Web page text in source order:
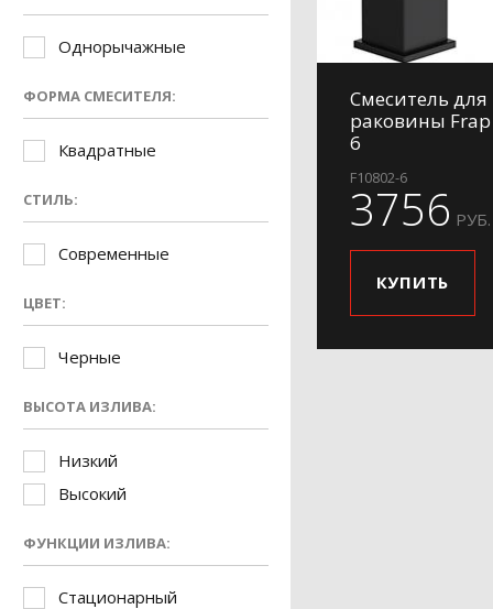
Однорычажные
ФОРМА СМЕСИТЕЛЯ:
Квадратные
СТИЛЬ:
Современные
ЦВЕТ:
Черные
ВЫСОТА ИЗЛИВА:
Низкий
Высокий
ФУНКЦИИ ИЗЛИВА:
Стационарный
Смеситель для
раковины Frap
6
F10802-6
3756 РУБ.
КУПИТЬ